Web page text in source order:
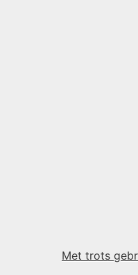
Met trots